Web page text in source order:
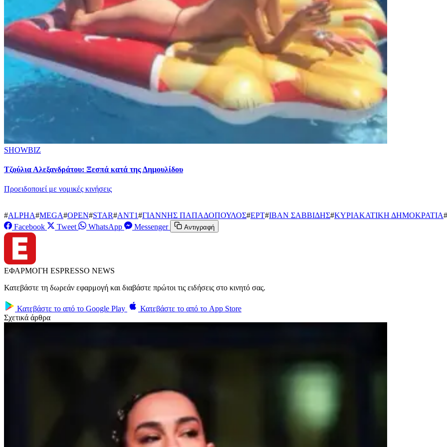
SHOWBIZ
Τζούλια Αλεξανδράτου: Ξεσπά κατά της Δημουλίδου
Προειδοποιεί με νομικές κινήσεις
#ALPHA#MEGA#OPEN#STAR#ΑΝΤ1#ΓΙΑΝΝΗΣ ΠΑΠΑΔΟΠΟΥΛΟΣ#ΕΡΤ#ΙΒΑΝ ΣΑΒΒΙΔΗΣ#ΚΥΡΙΑΚΑΤΙΚΗ ΔΗΜΟΚΡΑΤΙΑ#
Facebook
Tweet WhatsApp Messenger Αντιγραφή
ΕΦΑΡΜΟΓΗ ESPRESSO NEWS
Κατεβάστε τη δωρεάν εφαρμογή και διαβάστε πρώτοι τις ειδήσεις στο κινητό σας.
Κατεβάστε το από το Google Play Κατεβάστε το από το App Store
Σχετικά άρθρα